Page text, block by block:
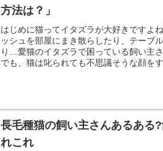
方法は？」
はじめに猫ってイタズラが大好きですよ
ッシュを部屋にまき散らしたり、テーブ
り…愛猫のイタズラで困っている飼い主
でも、猫は叱られても不思議そうな顔を
長毛種猫の飼い主さんあるある
れこれ